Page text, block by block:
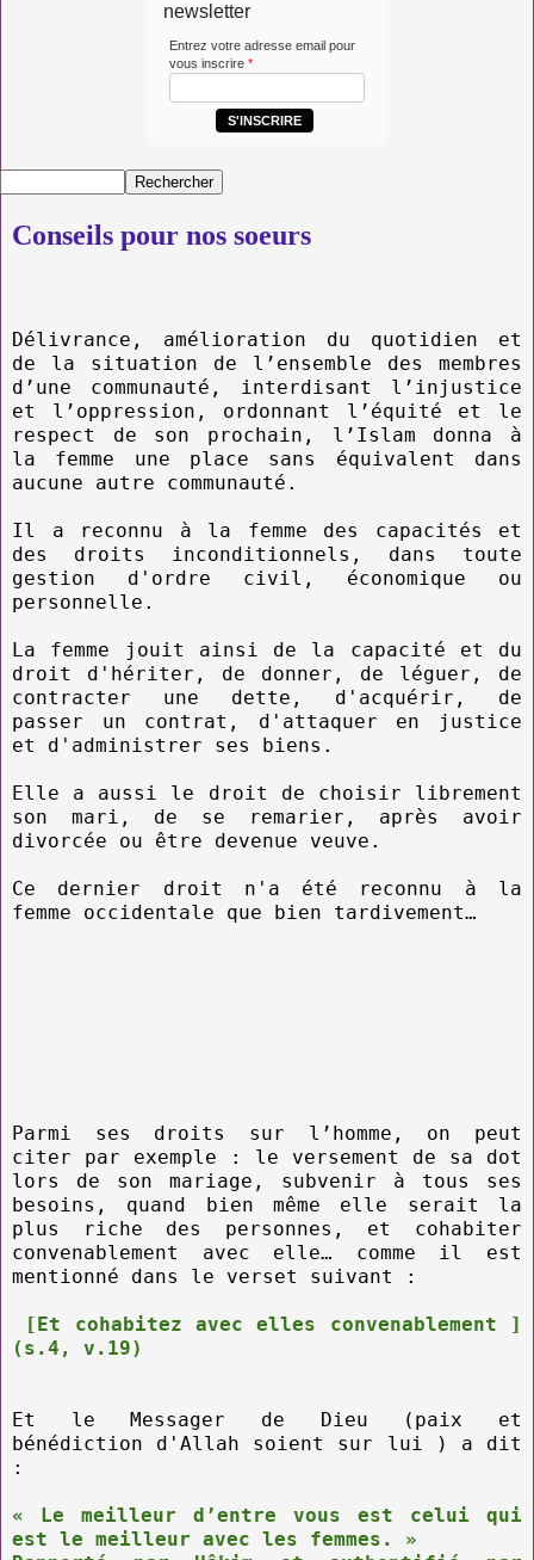
newsletter
Entrez votre adresse email pour
vous inscrire *
S'INSCRIRE
Conseils pour nos soeurs
Délivrance, amélioration du quotidien et
de la situation de l’ensemble des membres
d’une communauté, interdisant l’injustice
et l’oppression, ordonnant l’équité et le
respect de son prochain, l’Islam donna à
la femme une place sans équivalent dans
aucune autre communauté.
Il a reconnu à la femme des capacités et
des droits inconditionnels, dans toute
gestion d'ordre civil, économique ou
personnelle.
La femme jouit ainsi de la capacité et du
droit d'hériter, de donner, de léguer, de
contracter une dette, d'acquérir, de
passer un contrat, d'attaquer en justice
et d'administrer ses biens.
Elle a aussi le droit de choisir librement
son mari, de se remarier, après avoir
divorcée ou être devenue veuve.
Ce dernier droit n'a été reconnu à la
femme occidentale que bien tardivement…
Parmi ses droits sur l’homme, on peut
citer par exemple : le versement de sa dot
lors de son mariage, subvenir à tous ses
besoins, quand bien même elle serait la
plus riche des personnes, et cohabiter
convenablement avec elle… comme il est
mentionné dans le verset suivant :
[Et cohabitez avec elles convenablement ]
(s.4, v.19)
Et le Messager de Dieu (paix et
bénédiction d'Allah soient sur lui ) a dit
:
« Le meilleur d’entre vous est celui qui
est le meilleur avec les femmes. »